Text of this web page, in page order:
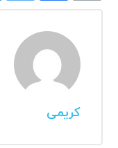
کریمی